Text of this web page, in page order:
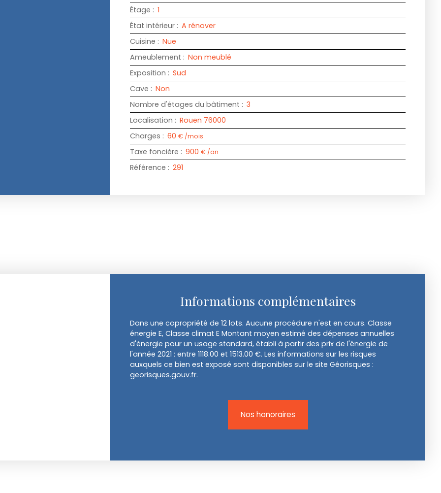
Étage : 1
État intérieur : A rénover
Cuisine : Nue
Ameublement : Non meublé
Exposition : Sud
Cave : Non
Nombre d'étages du bâtiment : 3
Localisation : Rouen 76000
Charges : 60 € /mois
Taxe foncière : 900 € /an
Référence : 291
Informations complémentaires
Dans une copropriété de 12 lots. Aucune procédure n'est en cours. Classe
énergie E, Classe climat E Montant moyen estimé des dépenses annuelles
d'énergie pour un usage standard, établi à partir des prix de l'énergie de
l'année 2021 : entre 1118.00 et 1513.00 €. Les informations sur les risques
auxquels ce bien est exposé sont disponibles sur le site Géorisques :
georisques.gouv.fr.
Nos honoraires